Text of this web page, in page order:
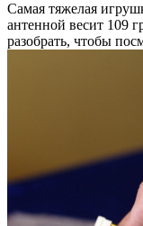
Самая тяжелая
антенной весит 109
разобрать, чтобы